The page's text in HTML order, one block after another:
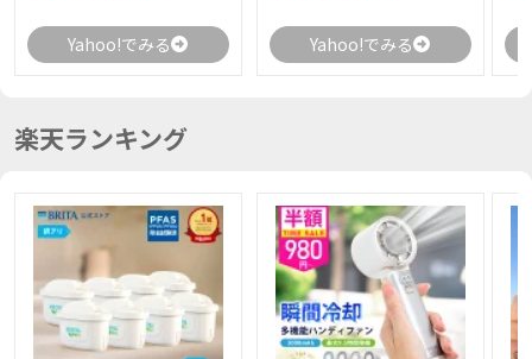
Yahoo!でみる Yahoo!でみる
楽天ランキング